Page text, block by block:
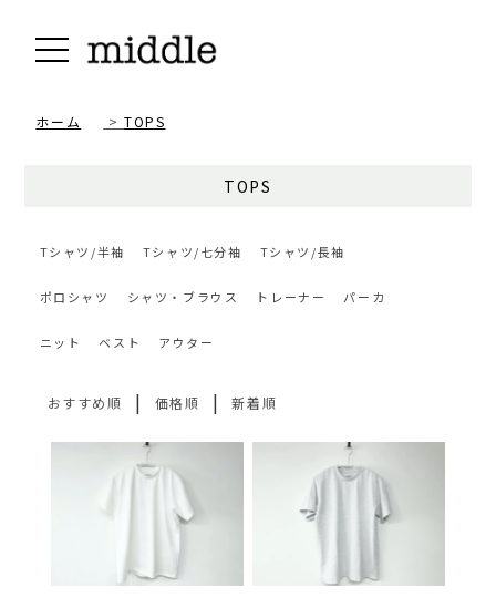
ホーム >TOPS
TOPS
Tシャツ/半袖 Tシャツ/七分袖 Tシャツ/長袖
ポロシャツ シャツ・ブラウス トレーナー パーカ
ニット ベスト アウター
おすすめ順 | 価格順 |新着順